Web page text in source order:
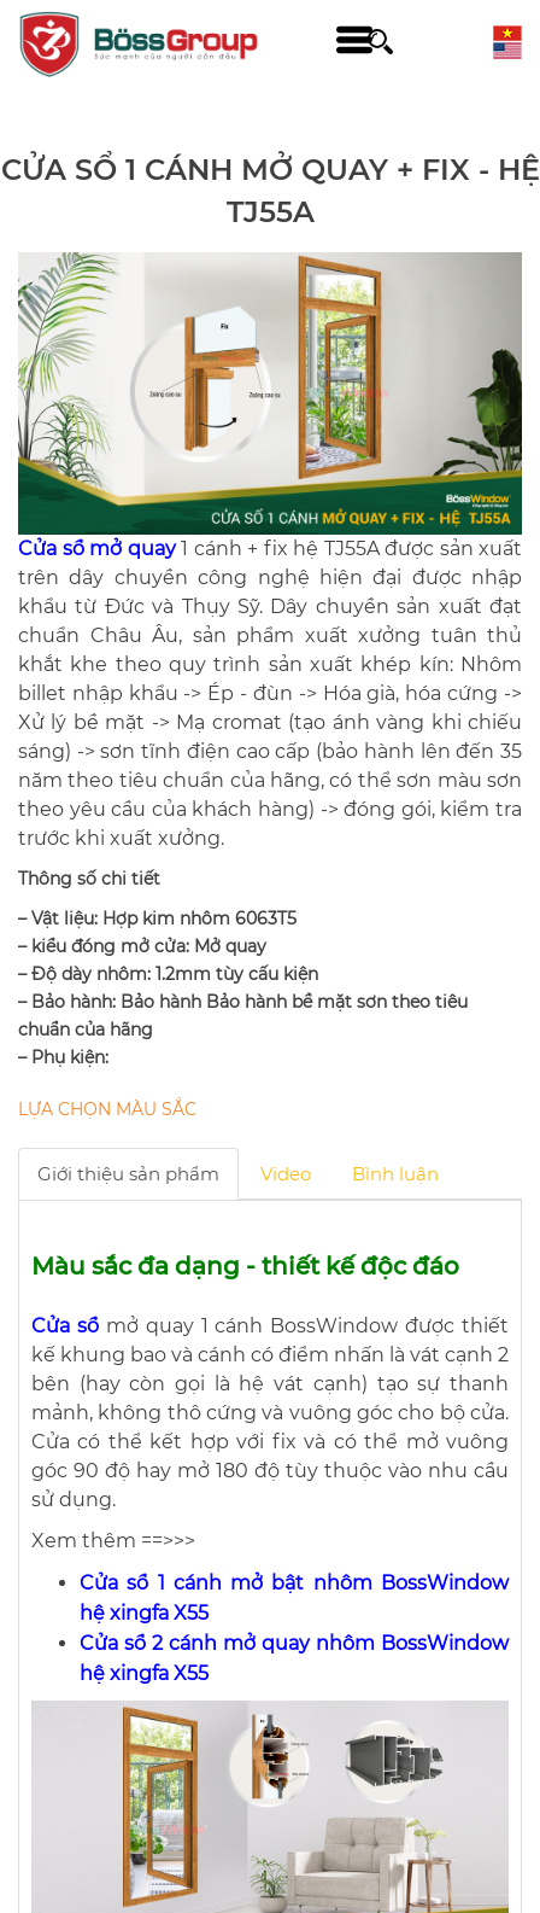
CỬA SỔ 1 CÁNH MỞ QUAY + FIX - HỆ
TJ55A
Cửa sổ mở quay1 cánh + fix hệ TJ55A được sản xuất
trên dây chuyền công nghệ hiện đại được nhập
khẩu từ Đức và Thụy Sỹ. Dây chuyền sản xuất đạt
chuẩn Châu Âu, sản phẩm xuất xưởng tuân thủ
khắt khe theo quy trình sản xuất khép kín: Nhôm
billet nhập khẩu -> Ép - đùn -> Hóa già, hóa cứng ->
Xử lý bề mặt -> Mạ cromat (tạo ánh vàng khi chiếu
sáng) -> sơn tĩnh điện cao cấp (bảo hành lên đến 35
năm theo tiêu chuẩn của hãng, có thể sơn màu sơn
theo yêu cầu của khách hàng) -> đóng gói, kiểm tra
trước khi xuất xưởng.
Thông số chi tiết
– Vật liệu: Hợp kim nhôm 6063T5
– kiểu đóng mở cửa: Mở quay
– Độ dày nhôm: 1.2mm tùy cấu kiện
– Bảo hành: Bảo hành Bảo hành bề mặt sơn theo tiêu
chuẩn của hãng
– Phụ kiện:
LỰA CHỌN MÀU SẮC
Giới thiệu sản phẩm Video Bình luận
Màu sắc đa dạng - thiết kế độc đáo
Cửa sổ mở quay 1 cánh BossWindow được thiết
kế khung bao và cánh có điểm nhấn là vát cạnh 2
bên (hay còn gọi là hệ vát cạnh) tạo sự thanh
mảnh, không thô cứng và vuông góc cho bộ cửa.
Cửa có thể kết hợp với fix và có thể mở vuông
góc 90 độ hay mở 180 độ tùy thuộc vào nhu cầu
sử dụng.
Xem thêm ==>>>
Cửa sổ 1 cánh mở bật nhôm BossWindow
hệ xingfa X55
Cửa sổ 2 cánh mở quay nhôm BossWindow
hệ xingfa X55